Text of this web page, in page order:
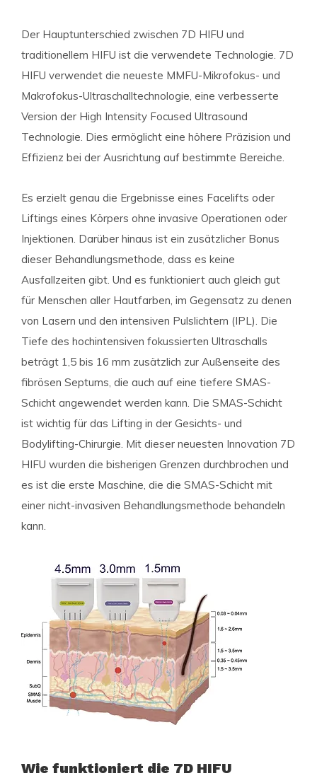
Der Hauptunterschied zwischen 7D HIFU und
traditionellem HIFU ist die verwendete Technologie. 7D
HIFU verwendet die neueste MMFU-Mikrofokus- und
Makrofokus-Ultraschalltechnologie, eine verbesserte
Version der High Intensity Focused Ultrasound
Technologie. Dies ermöglicht eine höhere Präzision und
Effizienz bei der Ausrichtung auf bestimmte Bereiche.
Es erzielt genau die Ergebnisse eines Facelifts oder
Liftings eines Körpers ohne invasive Operationen oder
Injektionen. Darüber hinaus ist ein zusätzlicher Bonus
dieser Behandlungsmethode, dass es keine
Ausfallzeiten gibt. Und es funktioniert auch gleich gut
für Menschen aller Hautfarben, im Gegensatz zu denen
von Lasern und den intensiven Pulslichtern (IPL). Die
Tiefe des hochintensiven fokussierten Ultraschalls
beträgt 1,5 bis 16 mm zusätzlich zur Außenseite des
fibrösen Septums, die auch auf eine tiefere SMAS-
Schicht angewendet werden kann. Die SMAS-Schicht
ist wichtig für das Lifting in der Gesichts- und
Bodylifting-Chirurgie. Mit dieser neuesten Innovation 7D
HIFU wurden die bisherigen Grenzen durchbrochen und
es ist die erste Maschine, die die SMAS-Schicht mit
einer nicht-invasiven Behandlungsmethode behandeln
kann.
Wie funktioniert die 7D HIFU